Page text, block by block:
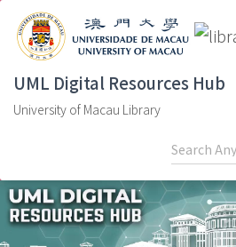
UML Digital Resources Hub
University of Macau Library